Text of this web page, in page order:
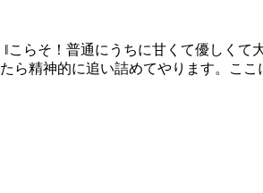
らそ！普通にうちに甘くて優しく
精神的に追い詰めてやります。ここ